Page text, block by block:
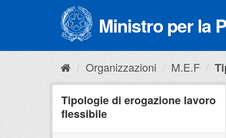
Ministro per la
Organizzazioni M.E.F
Tipologie di erogazione lavoro
flessibile